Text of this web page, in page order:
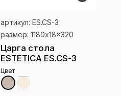
артикул: ES.CS-3
размер: 1180x18x320
Царга стола
ESTETICA ES.CS-3
Цвет